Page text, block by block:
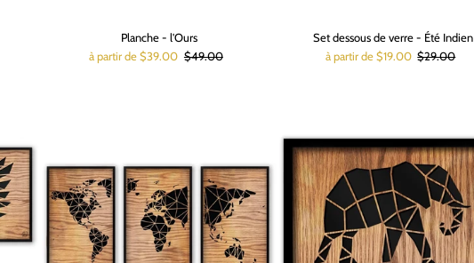
Planche - l'Ours
à partir de $39.00 $49.00
Set dessous de verre - Été Indien
à partir de $19.00 $29.00